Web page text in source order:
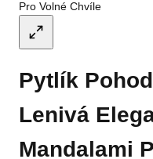
Pytlík
Lenivá
Mandalami